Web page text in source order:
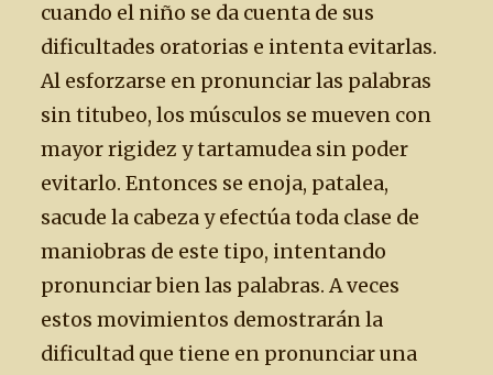
cuando el niño se da cuenta de sus
dificultades oratorias e intenta evitarlas.
Al esforzarse en pronunciar las palabras
sin titubeo, los músculos se mueven con
mayor rigidez y tartamudea sin poder
evitarlo. Entonces se enoja, patalea,
sacude la cabeza y efectúa toda clase de
maniobras de este tipo, intentando
pronunciar bien las palabras. A veces
estos movimientos demostrarán la
dificultad que tiene en pronunciar una